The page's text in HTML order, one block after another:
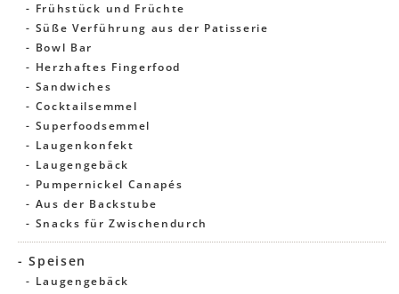
- Frühstück und Früchte
- Süße Verführung aus der Patisserie
- Bowl Bar
- Herzhaftes Fingerfood
- Sandwiches
- Cocktailsemmel
- Superfoodsemmel
- Laugenkonfekt
- Laugengebäck
- Pumpernickel Canapés
- Aus der Backstube
- Snacks für Zwischendurch
- Speisen
- Laugengebäck